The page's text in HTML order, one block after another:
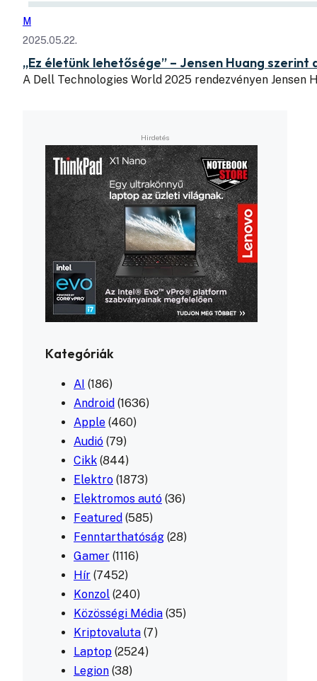
M
2025.05.22.
„Ez életünk lehetősége” – Jensen Huang
A Dell Technologies World 2025 rendezvényen Jensen
Kategóriák
AI (186)
Android (1636)
Apple (460)
Audió (79)
Cikk (844)
Elektro (1873)
Elektromos autó (36)
Featured (585)
Fenntarthatóság (28)
Gamer (1116)
Hír (7452)
Konzol (240)
Közösségi Média (35)
Kriptovaluta (7)
Laptop (2524)
Legion (38)